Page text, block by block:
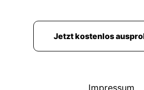
00:01:03: wer's
00:01:03: sonst erkannt hat?
Jetzt kostenlos
Impressum